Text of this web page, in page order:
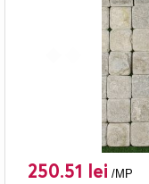
250.51 lei /MP